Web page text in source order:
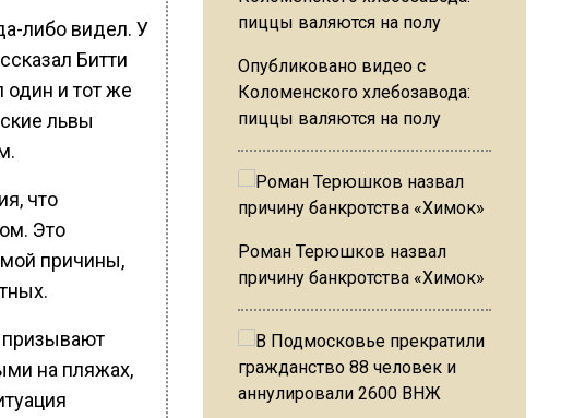
либо видел. У
Битти
один и тот же
львы
что
Это
причины,
на пляжах,
Опубликовано видео с
Коломенского хлебозавода:
пиццы валяются на полу
Роман Терюшков назвал
причину банкротства «Химок»